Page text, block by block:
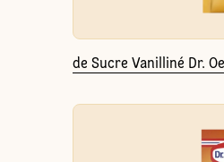
de Sucre Vanilliné Dr.